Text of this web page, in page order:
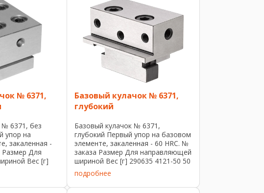
№ 6371,
№ 6371, без
упор на
закаленная -
Размер Для
Вес [г]
340 304956
Базовый кулачок № 6371,
глубокий
Базовый кулачок № 6371,
глубокий Первый упор на базовом
элементе, закаленная - 60 HRC. №
заказа Размер Для направляющей
шириной Вес [г] 290635 4121-50 50
230 290650 4120-80 80 ...
подробнее